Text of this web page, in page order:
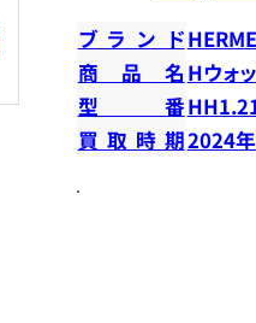
ブランド
商品名 Hウォ
型番
買取時期2024